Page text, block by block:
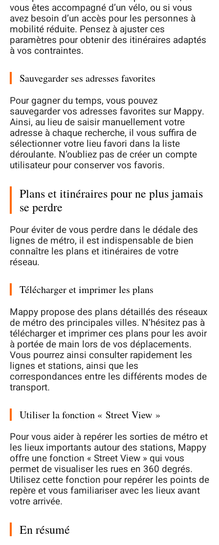
vous êtes accompagné d’un vélo, ou si vous
avez besoin d’un accès pour les personnes à
mobilité réduite. Pensez à ajuster ces
paramètres pour obtenir des itinéraires adaptés
à vos contraintes.
Sauvegarder ses adresses favorites
Pour gagner du temps, vous pouvez
sauvegarder vos adresses favorites sur Mappy.
Ainsi, au lieu de saisir manuellement votre
adresse à chaque recherche, il vous suffira de
sélectionner votre lieu favori dans la liste
déroulante. N’oubliez pas de créer un compte
utilisateur pour conserver vos favoris.
Plans et itinéraires pour ne plus jamais
se perdre
Pour éviter de vous perdre dans le dédale des
lignes de métro, il est indispensable de bien
connaître les plans et itinéraires de votre
réseau.
Télécharger et imprimer les plans
Mappy propose des plans détaillés des réseaux
de métro des principales villes. N’hésitez pas à
télécharger et imprimer ces plans pour les avoir
à portée de main lors de vos déplacements.
Vous pourrez ainsi consulter rapidement les
lignes et stations, ainsi que les
correspondances entre les différents modes de
transport.
Utiliser la fonction « Street View »
Pour vous aider à repérer les sorties de métro et
les lieux importants autour des stations, Mappy
offre une fonction « Street View » qui vous
permet de visualiser les rues en 360 degrés.
Utilisez cette fonction pour repérer les points de
repère et vous familiariser avec les lieux avant
votre arrivée.
En résumé